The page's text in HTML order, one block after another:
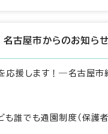
名古屋市からのお知らせ
応援します！―名古屋市
も誰でも通園制度（保護